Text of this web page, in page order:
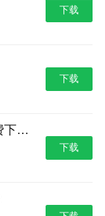
下载
下载
侠盗猎车手罪恶都市免费下载_侠盗猎车手：罪恶都市
下载